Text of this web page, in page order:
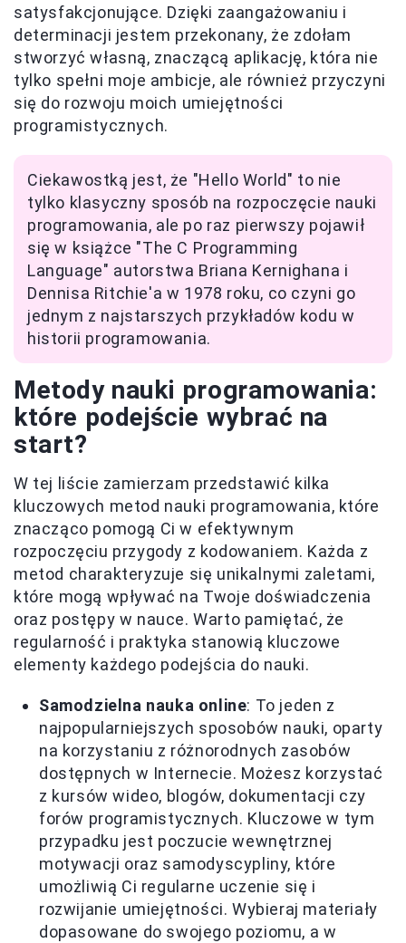
satysfakcjonujące. Dzięki zaangażowaniu i
determinacji jestem przekonany, że zdołam
stworzyć własną, znaczącą aplikację, która nie
tylko spełni moje ambicje, ale również przyczyni
się do rozwoju moich umiejętności
programistycznych.
Ciekawostką jest, że "Hello World" to nie
tylko klasyczny sposób na rozpoczęcie nauki
programowania, ale po raz pierwszy pojawił
się w książce "The C Programming
Language" autorstwa Briana Kernighana i
Dennisa Ritchie'a w 1978 roku, co czyni go
jednym z najstarszych przykładów kodu w
historii programowania.
Metody nauki programowania:
które podejście wybrać na
start?
W tej liście zamierzam przedstawić kilka
kluczowych metod nauki programowania, które
znacząco pomogą Ci w efektywnym
rozpoczęciu przygody z kodowaniem. Każda z
metod charakteryzuje się unikalnymi zaletami,
które mogą wpływać na Twoje doświadczenia
oraz postępy w nauce. Warto pamiętać, że
regularność i praktyka stanowią kluczowe
elementy każdego podejścia do nauki.
Samodzielna nauka online: To jeden z
najpopularniejszych sposobów nauki, oparty
na korzystaniu z różnorodnych zasobów
dostępnych w Internecie. Możesz korzystać
z kursów wideo, blogów, dokumentacji czy
forów programistycznych. Kluczowe w tym
przypadku jest poczucie wewnętrznej
motywacji oraz samodyscypliny, które
umożliwią Ci regularne uczenie się i
rozwijanie umiejętności. Wybieraj materiały
dopasowane do swojego poziomu, a w